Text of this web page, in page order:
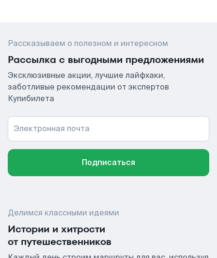
Рассказываем о полезном и интересном
Рассылка с выгодными предложениями
Эксклюзивные акции, лучшие лайфхаки,
заботливые рекомендации от экспертов
Купибилета
Электронная почта
Подписаться
Делимся классными идеями
Истории и хитрости
от путешественников